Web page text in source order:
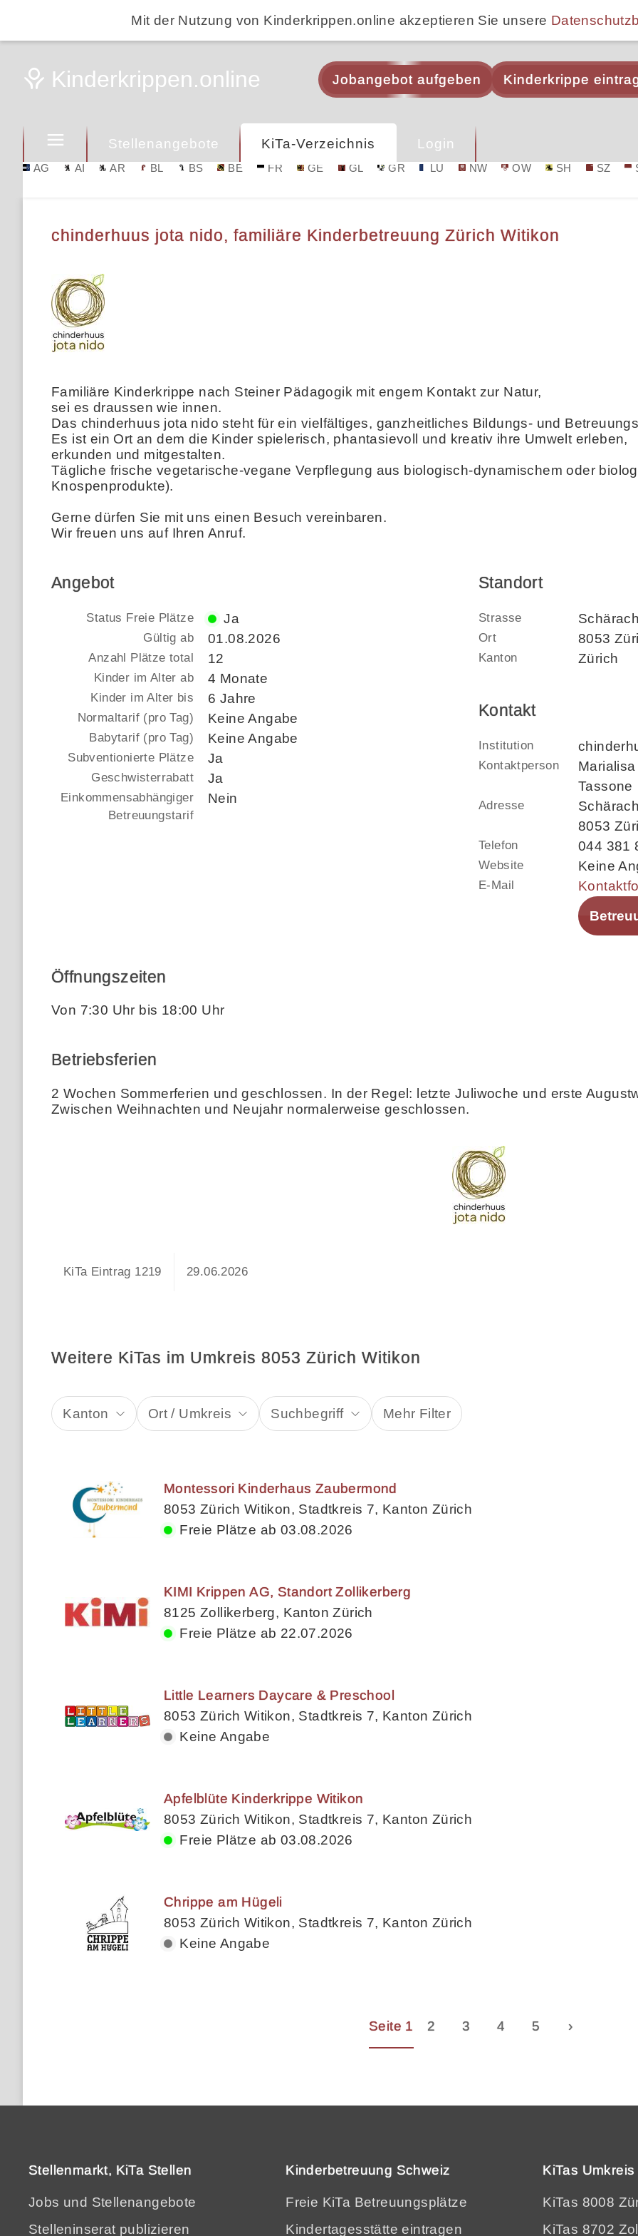
Mit der Nutzung von Kinderkrippen.online akzeptieren Sie unsere
Jobangebot aufgeben Kinderkrippe
Stellenangebote KiTa-Verzeichnis Login
AG AI AR BL BS BE FR GE GL GR LU NW OW SH SZ
chinderhuus jota nido, familiäre Kinderbetreuung Zürich Witikon
Familiäre Kinderkrippe nach Steiner Pädagogik mit engem Kontakt zur Natur,
sei es draussen wie innen.
Das chinderhuus jota nido steht für ein vielfältiges, ganzheitliches Bildungs- und
Es ist ein Ort an dem die Kinder spielerisch, phantasievoll und kreativ ihre Umwelt erleben,
erkunden und mitgestalten.
Tägliche frische vegetarische-vegane Verpflegung aus biologisch-dynamischem oder
Knospenprodukte).
Gerne dürfen Sie mit uns einen Besuch vereinbaren.
Wir freuen uns auf Ihren Anruf.
Angebot
Status Freie Plätze Ja
Gültig ab 01.08.2026
Anzahl Plätze total 12
Kinder im Alter ab 4 Monate
Kinder im Alter bis 6 Jahre
Normaltarif (pro Tag) Keine Angabe
Babytarif (pro Tag) Keine Angabe
Subventionierte Plätze Ja
Geschwisterrabatt Ja
Einkommensabhängiger
Betreuungstarif
Nein
Standort
Strasse
Ort 8053
Kanton Zürich
Kontakt
Institution
Kontaktperson
Tassone
Adresse
8053
Telefon 044 381
Website Keine
E-Mail
Öffnungszeiten
Von 7:30 Uhr bis 18:00 Uhr
Betriebsferien
2 Wochen Sommerferien und geschlossen. In der Regel: letzte Juliwoche und erste
Zwischen Weihnachten und Neujahr normalerweise geschlossen.
KiTa Eintrag 1219 29.06.2026
Weitere KiTas im Umkreis 8053 Zürich Witikon
Kanton Ort / Umkreis Suchbegriff Mehr Filter
Montessori Kinderhaus Zaubermond
8053 Zürich Witikon, Stadtkreis 7, Kanton Zürich
Freie Plätze ab 03.08.2026
KIMI Krippen AG, Standort Zollikerberg
8125 Zollikerberg, Kanton Zürich
Freie Plätze ab 22.07.2026
Little Learners Daycare & Preschool
8053 Zürich Witikon, Stadtkreis 7, Kanton Zürich
Keine Angabe
Apfelblüte Kinderkrippe Witikon
8053 Zürich Witikon, Stadtkreis 7, Kanton Zürich
Freie Plätze ab 03.08.2026
Chrippe am Hügeli
8053 Zürich Witikon, Stadtkreis 7, Kanton Zürich
Keine Angabe
Seite 1 2 3 4 5 ›
Stellenmarkt, KiTa Stellen
Jobs und Stellenangebote
Stelleninserat publizieren
Kinderbetreuung Schweiz
Freie KiTa Betreuungsplätze
Kindertagesstätte eintragen
KiTas
KiTas 8008
KiTas 8702